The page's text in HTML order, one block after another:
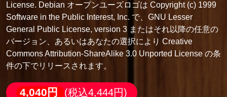
License. Debian オープンユーズロゴは Copyright (c) 1999
Software in the Public Interest, Inc. で、GNU Lesser
General Public License, version 3 またはそれ以降の任意の
バージョン、あるいはあなたの選択により Creative
Commons Attribution-ShareAlike 3.0 Unported License の条
件の下でリリースされます。
4,040円
(税込4,444円)